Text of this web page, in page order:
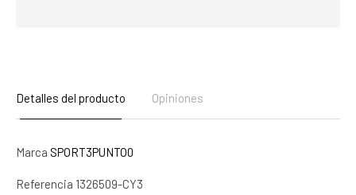
Detalles del producto Opiniones
Marca SPORT3PUNTO0
Referencia 1326509-CY3